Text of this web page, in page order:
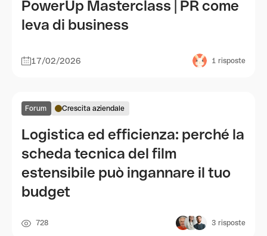
PowerUp Masterclass | PR come
leva di business
17/02/2026 1 risposte
Forum Crescita aziendale
Logistica ed efficienza: perché la
scheda tecnica del film
estensibile può ingannare il tuo
budget
728 3 risposte